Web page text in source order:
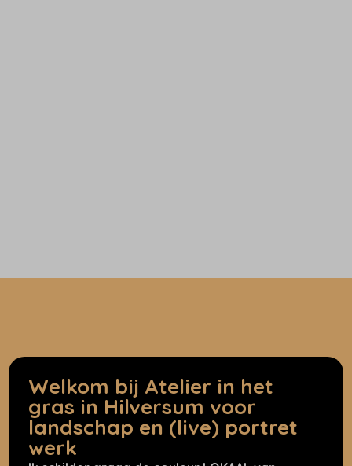
Welkom bij Atelier in het
gras in Hilversum voor
landschap en (live) portret
werk